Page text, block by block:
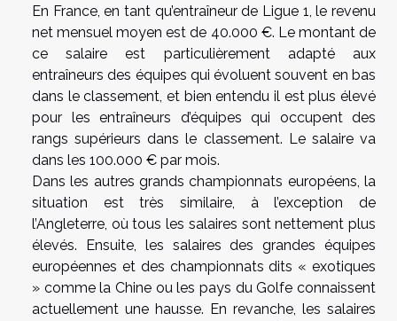
En France, en tant qu’entraîneur de Ligue 1, le revenu
net mensuel moyen est de 40.000 €. Le montant de
ce salaire est particulièrement adapté aux
entraîneurs des équipes qui évoluent souvent en bas
dans le classement, et bien entendu il est plus élevé
pour les entraîneurs d’équipes qui occupent des
rangs supérieurs dans le classement. Le salaire va
dans les 100.000 € par mois.
Dans les autres grands championnats européens, la
situation est très similaire, à l’exception de
l’Angleterre, où tous les salaires sont nettement plus
élevés. Ensuite, les salaires des grandes équipes
européennes et des championnats dits « exotiques
» comme la Chine ou les pays du Golfe connaissent
actuellement une hausse. En revanche, les salaires